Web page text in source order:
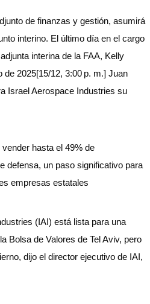
de finanzas y gestión, asumirá
interino. El último día en el cargo
interina de la FAA, Kelly
2025[15/12, 3:00 p. m.] Juan
Israel Aerospace Industries su
hasta el 49% de
defensa, un paso significativo para
empresas estatales
(IAI) está lista para una
Bolsa de Valores de Tel Aviv, pero
dijo el director ejecutivo de IAI,